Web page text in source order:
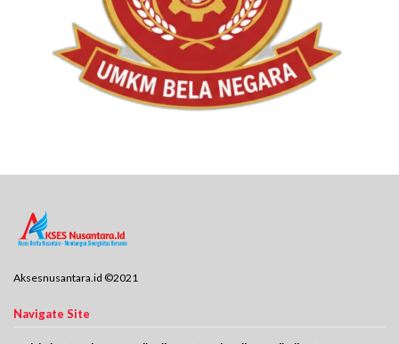
Aksesnusantara.id ©2021
Navigate Site